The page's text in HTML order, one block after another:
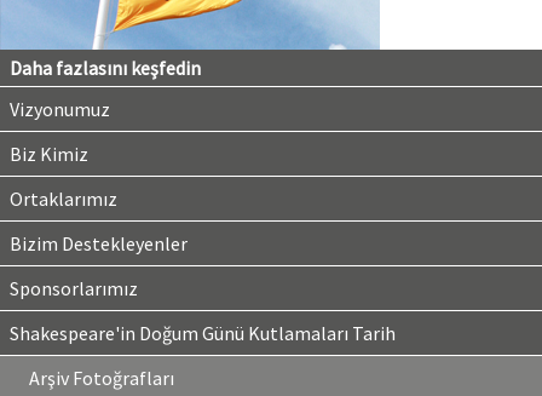
Daha fazlasını keşfedin
Vizyonumuz
Biz Kimiz
Ortaklarımız
Bizim Destekleyenler
Sponsorlarımız
Shakespeare'in Doğum Günü Kutlamaları Tarih
Arşiv Fotoğrafları